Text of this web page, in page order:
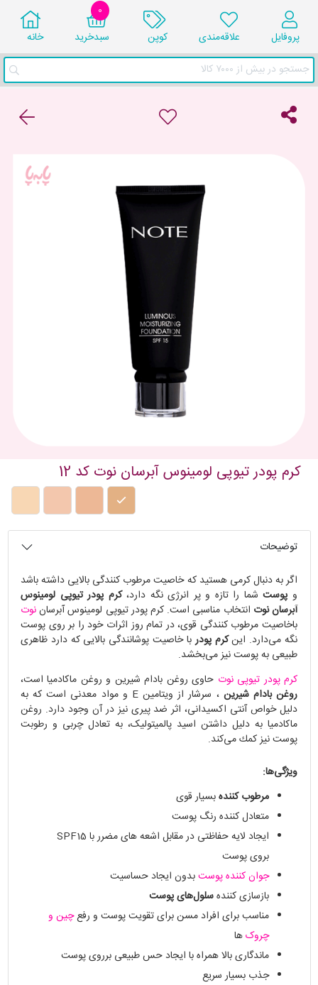
پروفایل علاقه‌مندی کوپن
0
سبد‌خرید
خانه
جستجو در بیش از ۷۰۰۰ کالا
کرم پودر تیوپی لومینوس آبرسان نوت کد 12
توضیحات
اگر به دنبال کرمی هستید که خاصیت مرطوب کنندگی بالایی داشته باشد
و پوست شما را تازه و پر انرژی نگه دارد،کرم پودر تیوپی لومینوس
آبرسان نوت انتخاب مناسبی است. کرم پودر تیوپی لومینوس آبرساننوت
باخاصیت مرطوب کنندگی قوی، در تمام روز اثرات خود را بر روی پوست
نگه می‌دارد. اینکرم پودربا خاصیت پوشانندگی بالایی که دارد ظاهری
طبیعی به پوست نیز می‌بخشد.
کرم پودر تیوپی نوت حاوی روغن بادام شیرین و روغن ماکادمیا است،
روغن بادام شیرین
، سرشار از ویتامین E و مواد معدنی است که به
دليل خواص آنتی اکسیدانی، اثر ضد پيری نیز در آن وجود دارد. روغن
ماکادمیا به دلیل داشتن اسید پالمیتولیک، به تعادل چربی و رطوبت
پوست نیز كمك می‌كند.
ویژگی‌ها:
مرطوب کنندهبسیار قوی
متعادل کننده رنگ پوست
ایجاد لایه حفاظتی در مقابل اشعه های مضرر با SPF15
بروی پوست
جوان کننده پوستبدون ایجاد حساسیت
بازسازی کنندهسلول‌های پوست
مناسب برای افراد مسن برای تقویت پوست و رفعچین و
چروک‌ها
ماندگاری بالا همراه با ایجاد حس طبیعی برروی پوست
جذب بسیار سریع